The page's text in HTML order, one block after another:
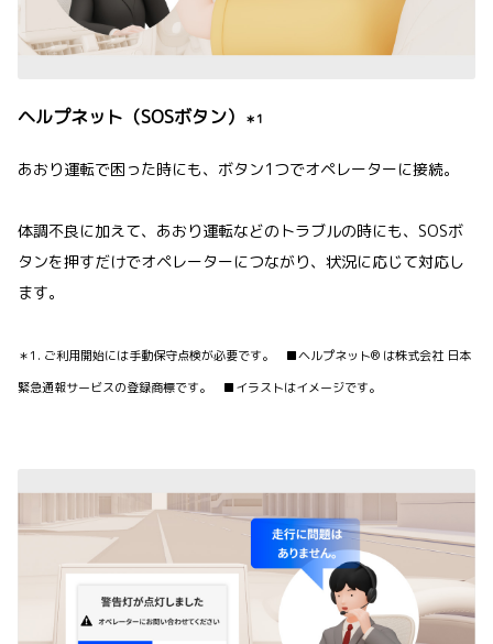
ヘルプネット（SOSボタン） ＊1
あおり運転で困った時にも、ボタン1つでオペレーターに接続。
体調不良に加えて、あおり運転などのトラブルの時にも、SOSボ
タンを押すだけでオペレーターにつながり、状況に応じて対応し
ます。
＊1. ご利用開始には手動保守点検が必要です。 ■ヘルプネット® は株式会社 日本
緊急通報サービスの登録商標です。 ■イラストはイメージです。